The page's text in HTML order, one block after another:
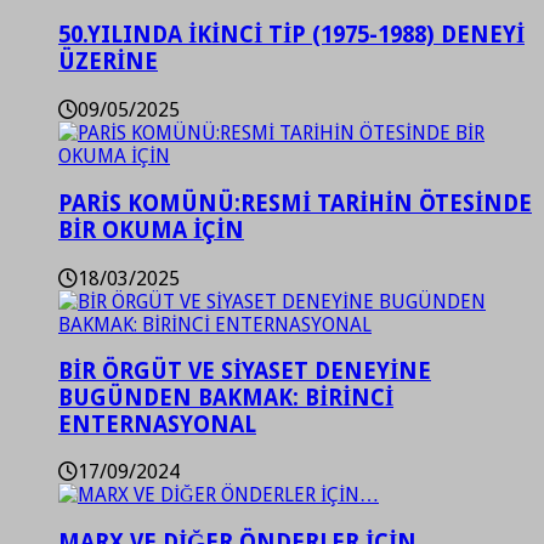
50.YILINDA İKİNCİ TİP (1975-1988) DENEYİ
ÜZERİNE
09/05/2025
PARİS KOMÜNÜ:RESMİ TARİHİN ÖTESİNDE
BİR OKUMA İÇİN
18/03/2025
BİR ÖRGÜT VE SİYASET DENEYİNE
BUGÜNDEN BAKMAK: BİRİNCİ
ENTERNASYONAL
17/09/2024